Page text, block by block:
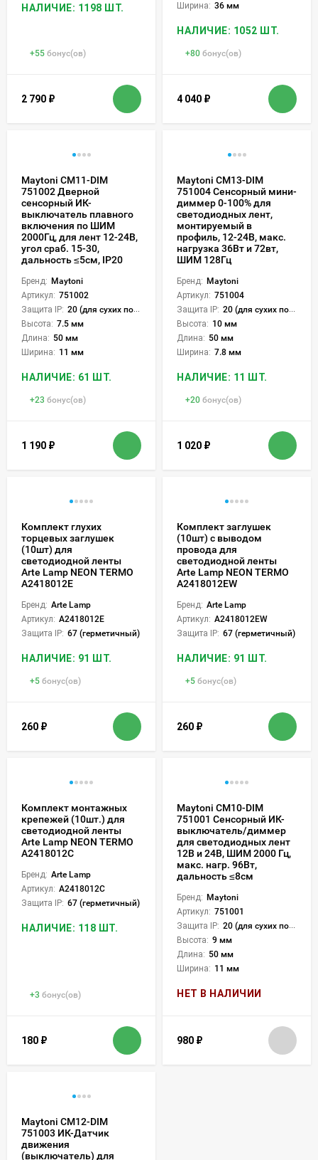
НАЛИЧИЕ: 1198 ШТ.
+55 бонус(ов)
2 790 ₽
Ширина: 36 мм
НАЛИЧИЕ: 1052 ШТ.
+80 бонус(ов)
4 040 ₽
Maytoni CM11-DIM
751002 Дверной
сенсорный ИК-
выключатель плавного
включения по ШИМ
2000Гц, для лент 12-24В,
угол сраб. 15-30,
дальность ≤5см, IP20
Бренд: Maytoni
Артикул: 751002
Защита IP: 20 (для сухих пом.)
Высота: 7.5 мм
Длина: 50 мм
Ширина: 11 мм
НАЛИЧИЕ: 61 ШТ.
+23 бонус(ов)
1 190 ₽
Maytoni CM13-DIM
751004 Сенсорный мини-
диммер 0-100% для
светодиодных лент,
монтируемый в
профиль, 12-24В, макс.
нагрузка 36Вт и 72вт,
ШИМ 128Гц
Бренд: Maytoni
Артикул: 751004
Защита IP: 20 (для сухих пом.)
Высота: 10 мм
Длина: 50 мм
Ширина: 7.8 мм
НАЛИЧИЕ: 11 ШТ.
+20 бонус(ов)
1 020 ₽
Комплект глухих
торцевых заглушек
(10шт) для
светодиодной ленты
Arte Lamp NEON TERMO
A2418012E
Бренд: Arte Lamp
Артикул: A2418012E
Защита IP: 67 (герметичный)
НАЛИЧИЕ: 91 ШТ.
+5 бонус(ов)
260 ₽
Комплект заглушек
(10шт) с выводом
провода для
светодиодной ленты
Arte Lamp NEON TERMO
A2418012EW
Бренд: Arte Lamp
Артикул: A2418012EW
Защита IP: 67 (герметичный)
НАЛИЧИЕ: 91 ШТ.
+5 бонус(ов)
260 ₽
Комплект монтажных
крепежей (10шт.) для
светодиодной ленты
Arte Lamp NEON TERMO
A2418012C
Бренд: Arte Lamp
Артикул: A2418012C
Защита IP: 67 (герметичный)
НАЛИЧИЕ: 118 ШТ.
+3 бонус(ов)
180 ₽
Maytoni CM10-DIM
751001 Сенсорный ИК-
выключатель/диммер
для светодиодных лент
12В и 24В, ШИМ 2000 Гц,
макс. нагр. 96Вт,
дальность ≤8см
Бренд: Maytoni
Артикул: 751001
Защита IP: 20 (для сухих пом.)
Высота: 9 мм
Длина: 50 мм
Ширина: 11 мм
НЕТ В НАЛИЧИИ
980 ₽
Maytoni CM12-DIM
751003 ИК-Датчик
движения
(выключатель) для